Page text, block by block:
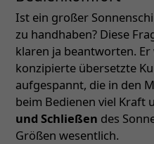
Ist ein großer
zu handhaben? Diese
klaren ja beantworten.
konzipierte übersetzte
aufgespannt, die in den
beim Bedienen viel Kraft
und Schließen des
Größen wesentlich.